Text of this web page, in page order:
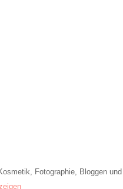
Fotographie, Bloggen